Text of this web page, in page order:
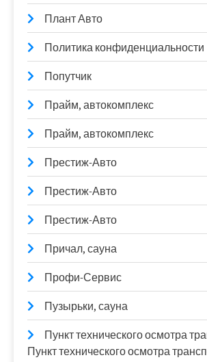
Плант Авто
Политика конфиденциальности
Попутчик
Прайм, автокомплекс
Прайм, автокомплекс
Престиж-Авто
Престиж-Авто
Престиж-Авто
Причал, сауна
Профи-Сервис
Пузырьки, сауна
Пункт технического осмотра
Пункт технического осмотра